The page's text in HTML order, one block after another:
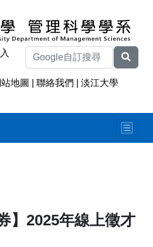
地圖 |聯絡我們 |淡江大學
】2025年線上徵才